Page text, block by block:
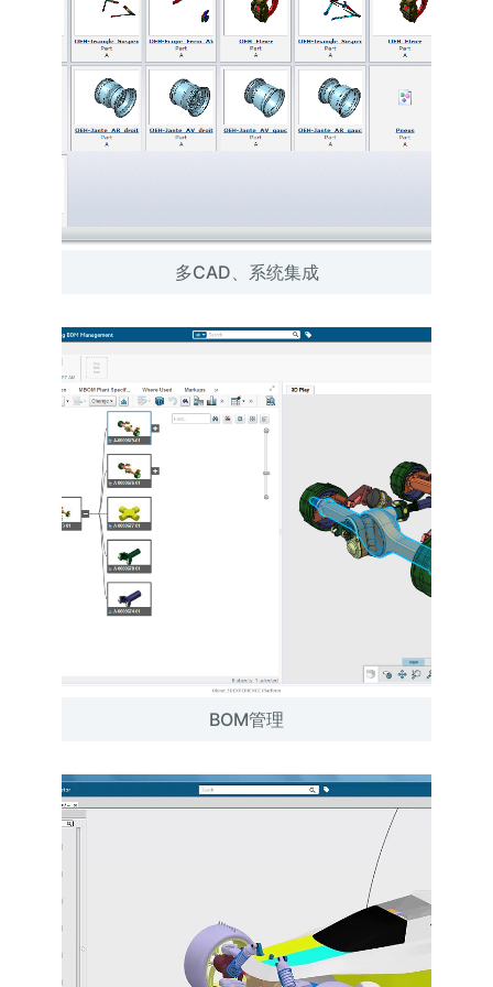
多CAD、系统集成
BOM管理